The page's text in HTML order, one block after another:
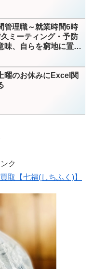
管理職～就業時間6時
ミーティング・予防
味、自らを窮地に置く
のお休みにExcel関
ク
取【七福(しちふく)】